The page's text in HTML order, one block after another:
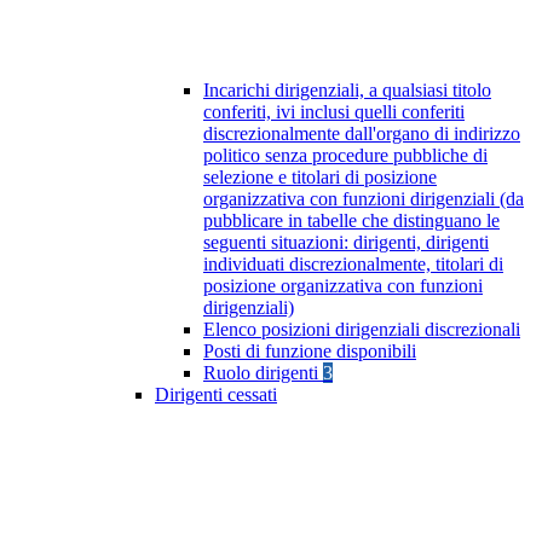
Incarichi dirigenziali, a qualsiasi titolo
conferiti, ivi inclusi quelli conferiti
discrezionalmente dall'organo di indirizzo
politico senza procedure pubbliche di
selezione e titolari di posizione
organizzativa con funzioni dirigenziali (da
pubblicare in tabelle che distinguano le
seguenti situazioni: dirigenti, dirigenti
individuati discrezionalmente, titolari di
posizione organizzativa con funzioni
dirigenziali)
Elenco posizioni dirigenziali discrezionali
Posti di funzione disponibili
Ruolo dirigenti 3
Dirigenti cessati